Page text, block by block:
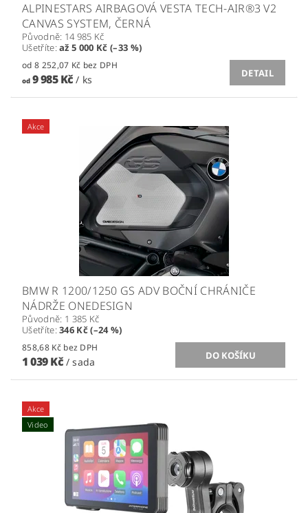
ALPINESTARS AIRBAGOVÁ VESTA TECH-AIR®3 V2
CANVAS SYSTEM, ČERNÁ
Původně: 14 985 Kč
Ušetříte:až 5 000 Kč (–33 %)
od 8 252,07 Kč bez DPH
od9 985 Kč/ ks
DETAIL
Akce
BMW R 1200/1250 GS ADV BOČNÍ CHRÁNIČE
NÁDRŽE ONEDESIGN
Původně: 1 385 Kč
Ušetříte:346 Kč (–24 %)
858,68 Kč bez DPH
1 039 Kč / sada
Akce
Video